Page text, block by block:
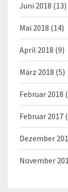
Juni 2018 (13)
Mai 2018 (14)
April 2018 (9)
März 2018 (5)
Februar 2018
Februar 2017
Dezember
November